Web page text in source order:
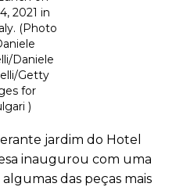
2021 in
(Photo
Daniele
Getty
for
)
jardim do Hotel
inaugurou com uma
das peças mais